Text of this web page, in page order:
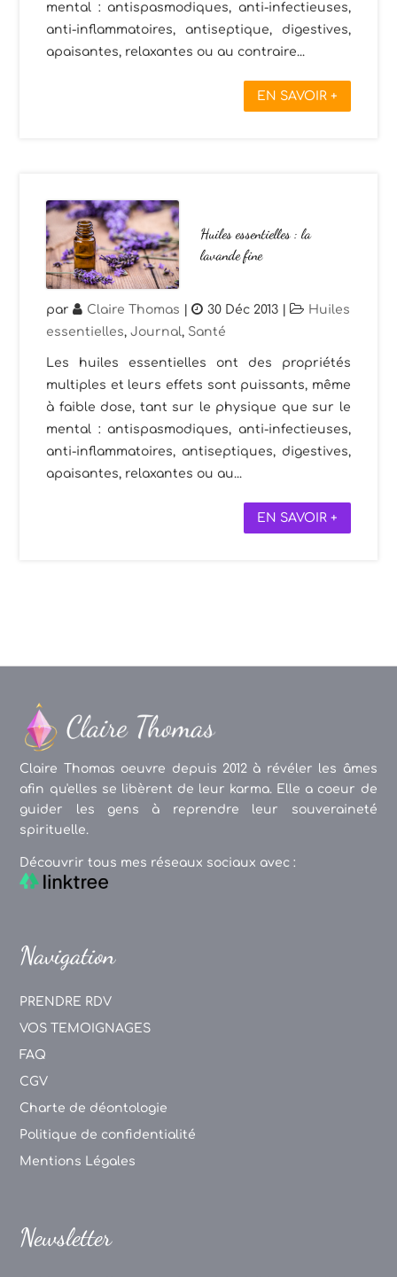
mental : antispasmodiques, anti-infectieuses,
anti-inflammatoires, antiseptique, digestives,
apaisantes, relaxantes ou au contraire...
EN SAVOIR +
Huiles essentielles : la
lavande fine
par Claire Thomas | 30 Déc 2013 |
Huiles
essentielles,Journal, Santé
Les huiles essentielles ont des propriétés
multiples et leurs effets sont puissants, même
à faible dose, tant sur le physique que sur le
mental : antispasmodiques, anti-infectieuses,
anti-inflammatoires, antiseptiques, digestives,
apaisantes, relaxantes ou au...
EN SAVOIR +
Claire Thomas oeuvre depuis 2012 à révéler les âmes
afin qu'elles se libèrent de leur karma. Elle a coeur de
guider les gens à reprendre leur souveraineté
spirituelle.
Découvrir tous mes réseaux sociaux avec :
Navigation
PRENDRE RDV
VOS TEMOIGNAGES
FAQ
CGV
Charte de déontologie
Politique de confidentialité
Mentions Légales
Newsletter